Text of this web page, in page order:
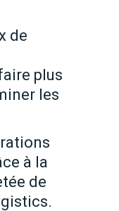
de
plus
les
à la
de